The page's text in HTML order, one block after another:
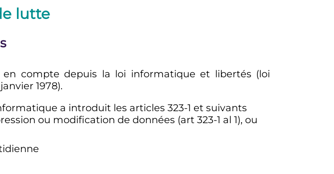
lutte
compte depuis la loi informatique et libertés (loi
1978).
a introduit les articles 323-1 et suivants
ou modification de données (art 323-1 al 1), ou